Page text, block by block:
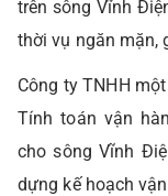
trên sông Vĩnh
thời vụ ngăn mặn,
Công ty TNHH
Tính toán vận
cho sông Vĩnh
dựng kế hoạch